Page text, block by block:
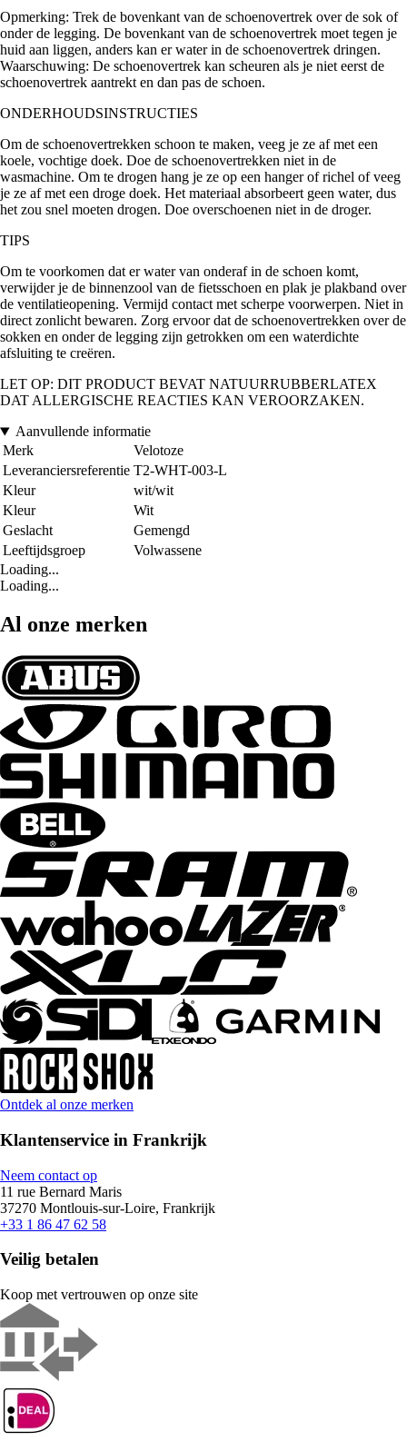
Opmerking: Trek de bovenkant van de schoenovertrek over de sok of
onder de legging. De bovenkant van de schoenovertrek moet tegen je
huid aan liggen, anders kan er water in de schoenovertrek dringen.
Waarschuwing: De schoenovertrek kan scheuren als je niet eerst de
schoenovertrek aantrekt en dan pas de schoen.
ONDERHOUDSINSTRUCTIES
Om de schoenovertrekken schoon te maken, veeg je ze af met een
koele, vochtige doek. Doe de schoenovertrekken niet in de
wasmachine. Om te drogen hang je ze op een hanger of richel of veeg
je ze af met een droge doek. Het materiaal absorbeert geen water, dus
het zou snel moeten drogen. Doe overschoenen niet in de droger.
TIPS
Om te voorkomen dat er water van onderaf in de schoen komt,
verwijder je de binnenzool van de fietsschoen en plak je plakband over
de ventilatieopening. Vermijd contact met scherpe voorwerpen. Niet in
direct zonlicht bewaren. Zorg ervoor dat de schoenovertrekken over de
sokken en onder de legging zijn getrokken om een waterdichte
afsluiting te creëren.
LET OP: DIT PRODUCT BEVAT NATUURRUBBERLATEX
DAT ALLERGISCHE REACTIES KAN VEROORZAKEN.
Aanvullende informatie
Merk
Velotoze
Leveranciersreferentie T2-WHT-003-L
Kleur
wit/wit
Kleur
Wit
Geslacht
Gemengd
Leeftijdsgroep
Volwassene
Loading...
Loading...
Al onze merken
Ontdek al onze merken
Klantenservice in Frankrijk
Neem contact op
11 rue Bernard Maris
37270 Montlouis-sur-Loire, Frankrijk
+33 1 86 47 62 58
Veilig betalen
Koop met vertrouwen op onze site